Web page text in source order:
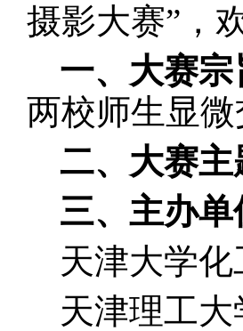
摄影大赛”，
一、大赛宗
两校师生显
二、大赛主
三、主办单
天津大学化
天津理工